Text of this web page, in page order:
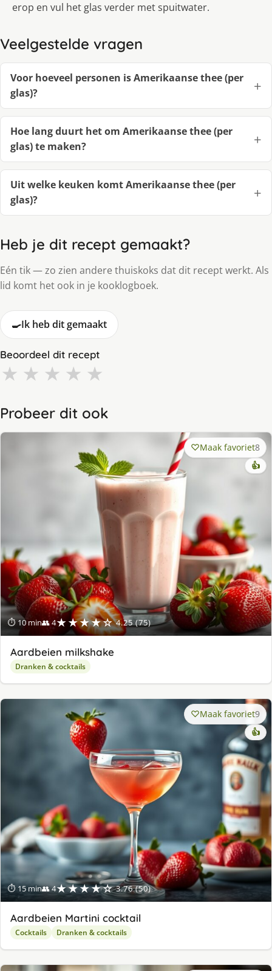
erop en vul het glas verder met spuitwater.
Veelgestelde vragen
Voor hoeveel personen is Amerikaanse thee (per
glas)?
Hoe lang duurt het om Amerikaanse thee (per
glas) te maken?
Uit welke keuken komt Amerikaanse thee (per
glas)?
Heb je dit recept gemaakt?
Eén tik — zo zien andere thuiskoks dat dit recept werkt. Als
lid komt het ook in je kooklogboek.
🍳Ik heb dit gemaakt
Beoordeel dit recept
★ ★ ★ ★ ★
Probeer dit ook
⏱ 10 min👥 4★★★★☆ 4.25 (75)
Maak favoriet8
👍
Aardbeien milkshake
Dranken & cocktails
⏱ 15 min👥 4★★★★☆ 3.76 (50)
Maak favoriet9
👍
Aardbeien Martini cocktail
Cocktails Dranken & cocktails